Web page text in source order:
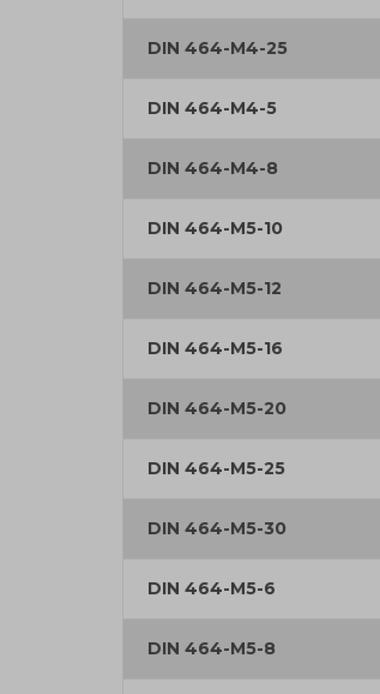
DIN 464-M4-25
DIN 464-M4-5
DIN 464-M4-8
DIN 464-M5-10
DIN 464-M5-12
DIN 464-M5-16
DIN 464-M5-20
DIN 464-M5-25
DIN 464-M5-30
DIN 464-M5-6
DIN 464-M5-8